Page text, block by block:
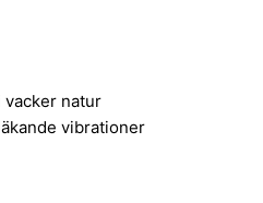
vacker natur
vibrationer